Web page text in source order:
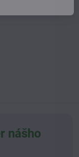
nášho